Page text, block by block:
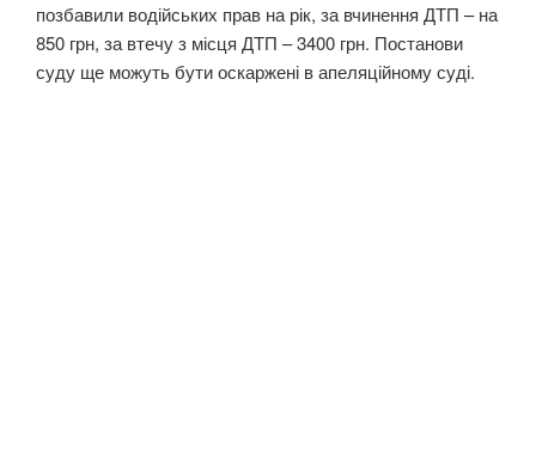
позбавили водійських прав на рік, за вчинення ДТП – на
850 грн, за втечу з місця ДТП – 3400 грн. Постанови
суду ще можуть бути оскаржені в апеляційному суді.